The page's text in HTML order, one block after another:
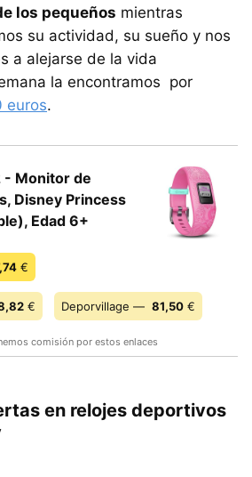
los pequeños mientras
su actividad, su sueño y nos
a alejarse de la vida
la encontramos por
euros.
- Monitor de
Disney Princess
Edad 6+
€
€ Deporvillage — 81,50 €
comisión por estos enlaces
en relojes deportivos